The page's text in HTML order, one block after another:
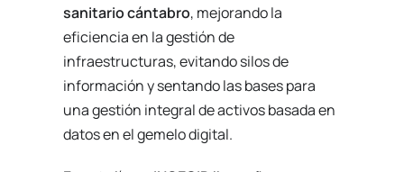
sanitario cántabro, mejorando la
eficiencia en la gestión de
infraestructuras, evitando silos de
información y sentando las bases para
una gestión integral de activos basada en
datos en el gemelo digital.